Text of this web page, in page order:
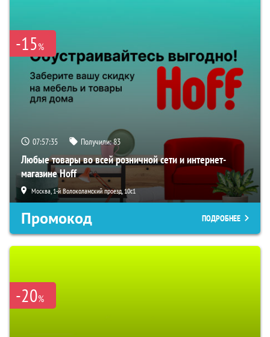
-15%
07:57:34 Получили:83
Любые товары во всей розничной сети и интернет-
магазине Hoff
Москва, 1-й Волоколамский проезд, 10с1
Промокод ПОДРОБНЕЕ
-20%